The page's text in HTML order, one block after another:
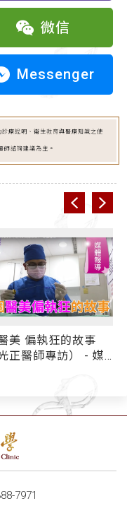
微信
Messenger
療說明、衛生教育與醫療知識之使
師諮詢建議為主。
美 偏執狂的故事
光正醫師專訪） - 媒
7971